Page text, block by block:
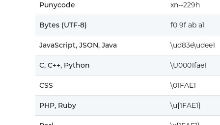
Punycode xn--229h
Bytes (UTF-8) f0 9f ab a1
JavaScript, JSON, Java \ud83e\udee1
C, C++, Python \U0001fae1
CSS \01FAE1
PHP, Ruby \u{1FAE1}